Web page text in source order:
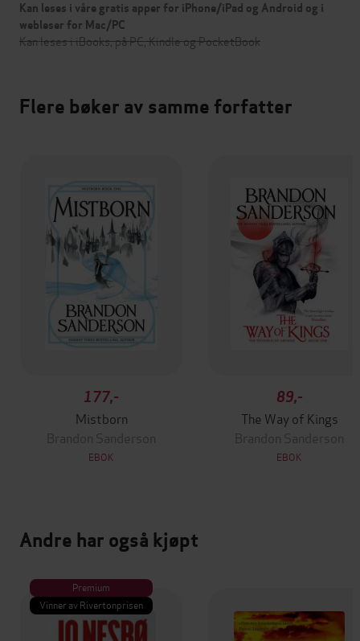
Kan leses i våre gratis apper for iPhone/iPad og Android og i
webleser for Mac/PC
Kan leses i iBooks, på PC, Kindle og PocketBook
Flere bøker av samme forfatter
177,-
Mistborn
Brandon Sanderson
EBOK
89,-
The Way of Kings
Brandon Sanderson
EBOK
Andre har også kjøpt
Premium
Vinner av Rivertonprisen